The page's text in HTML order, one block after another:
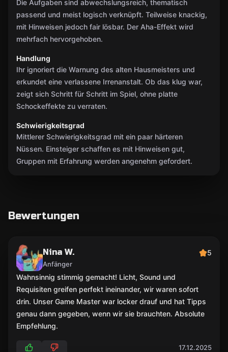
Die Aufgaben sind abwechslungsreich, thematisch
passend und meist logisch verknüpft. Teilweise knackig,
mit Hinweisen jedoch fair lösbar. Der Aha-Effekt wird
mehrfach hervorgehoben.
Handlung
Ihr ignoriert die Warnung des alten Hausmeisters und
erkundet eine verlassene Irrenanstalt. Ob das klug war,
zeigt sich Schritt für Schritt im Spiel, ohne platte
Schockeffekte zu verraten.
Schwierigkeitsgrad
Mittlerer Schwierigkeitsgrad mit ein paar härteren
Nüssen. Einsteiger schaffen es mit Hinweisen gut,
Gruppen mit Erfahrung werden angenehm gefordert.
Bewertungen
Nina W.
Anfänger
5
Wahnsinnig stimmig gemacht! Licht, Sound und
Requisiten greifen perfekt ineinander, wir waren sofort
drin. Unser Game Master war locker drauf und hat Tipps
genau dann gegeben, wenn wir sie brauchten. Absolute
Empfehlung.
17.12.2025